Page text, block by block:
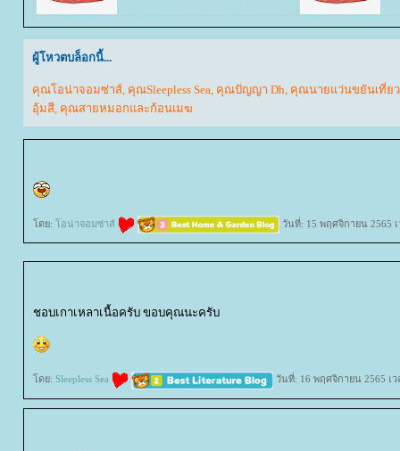
ผู้โหวตบล็อกนี้...
คุณโอน่าจอมซ่าส์, คุณSleepless Sea, คุณปัญญา Dh, คุณนายแว่นขยันเที่ยว
อุ้มสี, คุณสายหมอกและก้อนเมฆ
ดย: อน่าจอมซ่าส์ วันที่: 15 พฤศจิกายน 2565
ชอบเกาเหลาเนื้อครับ ขอบคุณนะครับ
ดย: Sleepless Sea วันที่: 16 พฤศจิกายน 2565 เว